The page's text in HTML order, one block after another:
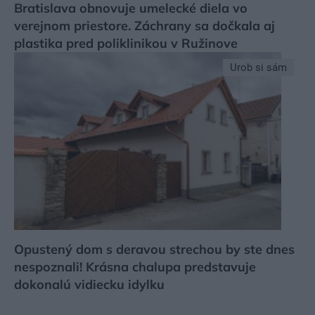
Bratislava obnovuje umelecké diela vo
verejnom priestore. Záchrany sa dočkala aj
plastika pred poliklinikou v Ružinove
Urob si sám
Opustený dom s deravou strechou by ste dnes
nespoznali! Krásna chalupa predstavuje
dokonalú vidiecku idylku